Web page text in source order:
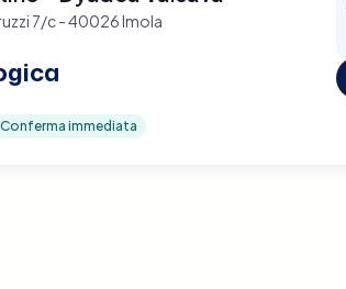
7/c - 40026 Imola
Conferma immediata